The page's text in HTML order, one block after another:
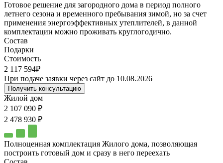
Готовое решение для загородного дома в период полного
летнего сезона и временного пребывания зимой, но за счет
применения энергоэффективных утеплителей, в данной
комплектации можно проживать круглогодично.
Состав
Подарки
Стоимость
2 117 594₽
При подаче заявки через сайт до 10.08.2026
Получить консультацию
Жилой дом
2 107 090 ₽
2 478 930 ₽
Полноценная комплектация Жилого дома, позволяющая
построить готовый дом и сразу в него переехать